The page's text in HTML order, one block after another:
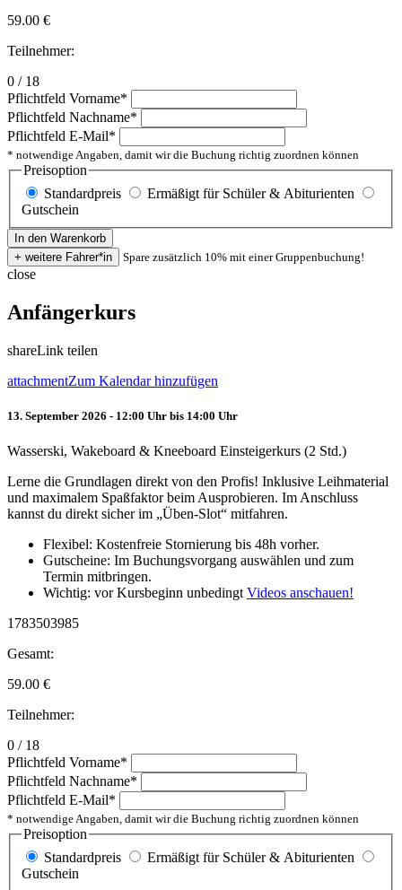
59.00 €
Teilnehmer:
0 / 18
Pflichtfeld Vorname*
Pflichtfeld Nachname*
Pflichtfeld E-Mail*
* notwendige Angaben, damit wir die Buchung richtig zuordnen können
Preisoption
Standardpreis
Ermäßigt für Schüler & Abiturienten
Gutschein
Spare zusätzlich 10% mit einer Gruppenbuchung!
close
Anfängerkurs
shareLink teilen
attachmentZum Kalendar hinzufügen
13. September 2026 - 12:00 Uhr bis 14:00 Uhr
Wasserski, Wakeboard & Kneeboard Einsteigerkurs (2 Std.)
Lerne die Grundlagen direkt von den Profis! Inklusive Leihmaterial
und maximalem Spaßfaktor beim Ausprobieren. Im Anschluss
kannst du direkt sicher im „Üben-Slot“ mitfahren.
Flexibel: Kostenfreie Stornierung bis 48h vorher.
Gutscheine: Im Buchungsvorgang auswählen und zum
Termin mitbringen.
Wichtig: vor Kursbeginn unbedingt Videos anschauen!
1783503985
Gesamt:
59.00 €
Teilnehmer:
0 / 18
Pflichtfeld Vorname*
Pflichtfeld Nachname*
Pflichtfeld E-Mail*
* notwendige Angaben, damit wir die Buchung richtig zuordnen können
Preisoption
Standardpreis
Ermäßigt für Schüler & Abiturienten
Gutschein